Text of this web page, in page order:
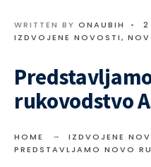
WRITTEN BY ONAUBIH • 2
IZDVOJENE NOVOSTI,
rukovodstvo
HOME IZDVOJENE
PREDSTAVLJAMO NOVO